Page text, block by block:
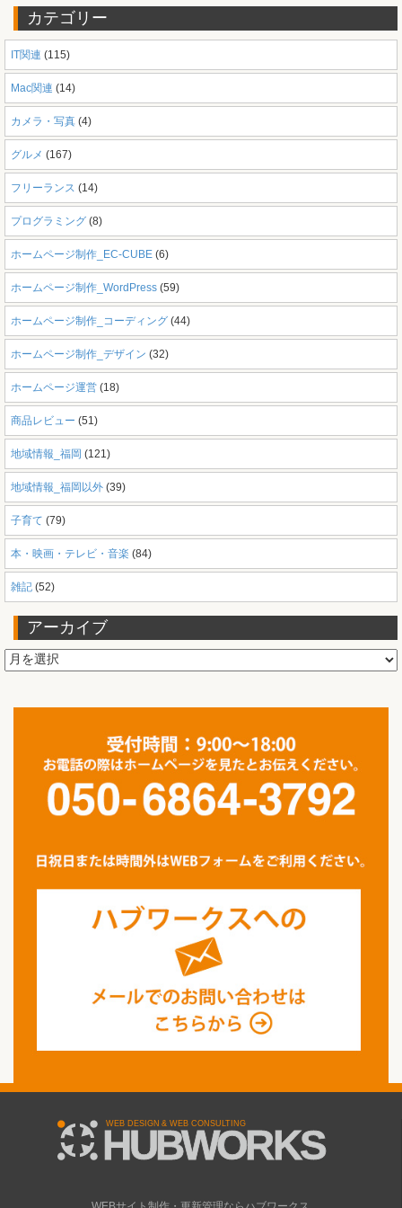
カテゴリー
IT関連 (115)
Mac関連 (14)
カメラ・写真 (4)
グルメ (167)
フリーランス (14)
プログラミング (8)
ホームページ制作_EC-CUBE (6)
ホームページ制作_WordPress (59)
ホームページ制作_コーディング (44)
ホームページ制作_デザイン (32)
ホームページ運営 (18)
商品レビュー (51)
地域情報_福岡 (121)
地域情報_福岡以外 (39)
子育て (79)
本・映画・テレビ・音楽 (84)
雑記 (52)
アーカイブ
ア
ー
イ